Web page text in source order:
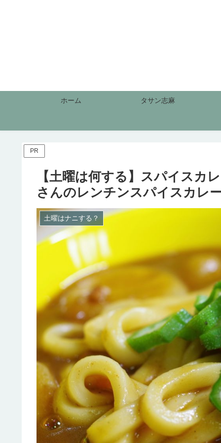
ホーム タサン志麻
PR
【土曜は何する】スパイスカ
さんのレンチンスパイスカレ
土曜はナニする？